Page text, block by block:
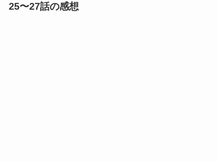
25〜27話の感想